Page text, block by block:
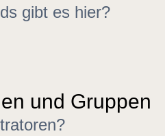
gibt es hier?
und Gruppen